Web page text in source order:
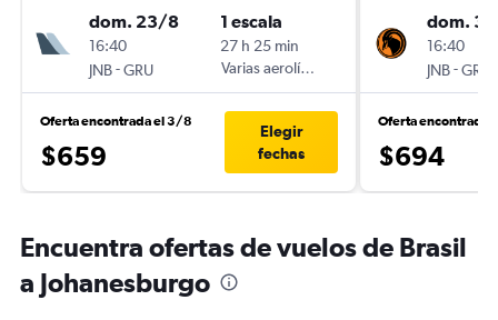
dom. 23/8
16:40
JNB-GRU
1 escala
27 h 25 min
Varias aerolíneas
Oferta encontrada el 3/8
$659
Elegir
fechas
dom.
16:40
JNB-GRU
Oferta encontrada
$694
Encuentra ofertas de vuelos de Brasil
a Johanesburgo